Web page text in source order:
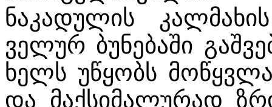
ნაკადულის
ველურ ბუნებაში
ხელს უწყობს
და მაქსიმალურად